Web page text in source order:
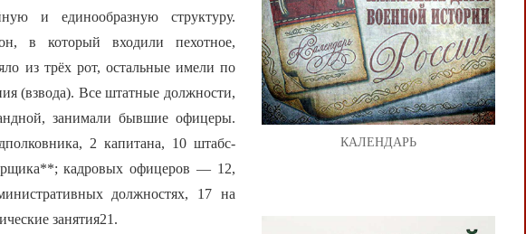
и единообразную структуру.
в который входили пехотное,
из трёх рот, остальные имели по
(взвода). Все штатные должности,
занимали бывшие офицеры.
2 капитана, 10 штабс-
кадровых офицеров — 12,
должностях, 17 на
занятия21.
КАЛЕНДАРЬ